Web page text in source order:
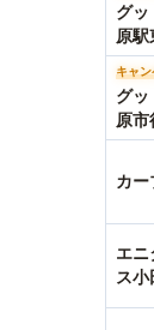
グッ
原駅
キャ
グッ
原市
カー
エニ
ス小